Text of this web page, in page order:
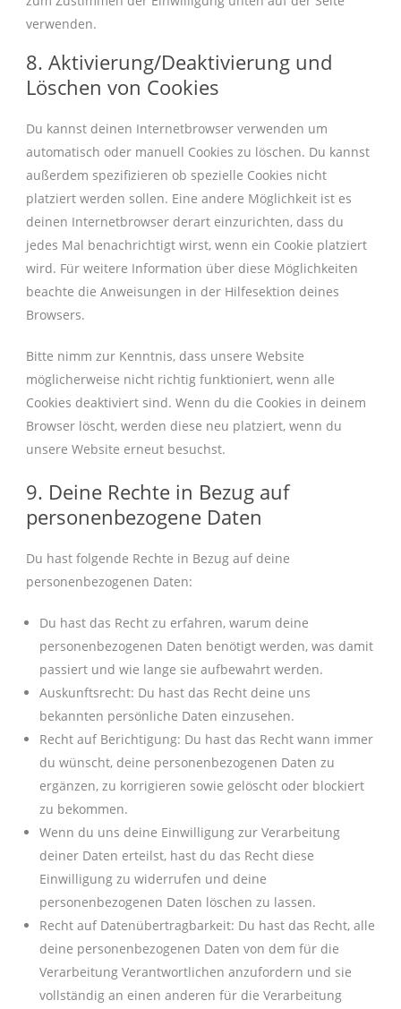
verwenden.
8. Aktivierung/Deaktivierung und
Löschen von Cookies
Du kannst deinen Internetbrowser verwenden um
automatisch oder manuell Cookies zu löschen. Du kannst
außerdem spezifizieren ob spezielle Cookies nicht
platziert werden sollen. Eine andere Möglichkeit ist es
deinen Internetbrowser derart einzurichten, dass du
jedes Mal benachrichtigt wirst, wenn ein Cookie platziert
wird. Für weitere Information über diese Möglichkeiten
beachte die Anweisungen in der Hilfesektion deines
Browsers.
Bitte nimm zur Kenntnis, dass unsere Website
möglicherweise nicht richtig funktioniert, wenn alle
Cookies deaktiviert sind. Wenn du die Cookies in deinem
Browser löscht, werden diese neu platziert, wenn du
unsere Website erneut besuchst.
9. Deine Rechte in Bezug auf
personenbezogene Daten
Du hast folgende Rechte in Bezug auf deine
personenbezogenen Daten:
Du hast das Recht zu erfahren, warum deine
personenbezogenen Daten benötigt werden, was damit
passiert und wie lange sie aufbewahrt werden.
Auskunftsrecht: Du hast das Recht deine uns
bekannten persönliche Daten einzusehen.
Recht auf Berichtigung: Du hast das Recht wann immer
du wünscht, deine personenbezogenen Daten zu
ergänzen, zu korrigieren sowie gelöscht oder blockiert
zu bekommen.
Wenn du uns deine Einwilligung zur Verarbeitung
deiner Daten erteilst, hast du das Recht diese
Einwilligung zu widerrufen und deine
personenbezogenen Daten löschen zu lassen.
Recht auf Datenübertragbarkeit: Du hast das Recht, alle
deine personenbezogenen Daten von dem für die
Verarbeitung Verantwortlichen anzufordern und sie
vollständig an einen anderen für die Verarbeitung